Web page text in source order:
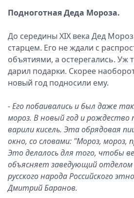
Подноготная Деда Мороза.
До середины XIX века Дед
старцем. Его не ждали с
объятиями, а остерегались. Уж
дарил подарки. Скорее
новый год подносили ему.
- Его побаивались и был даже
мороз. В новый год и рождество
варили кисель. Эта обрядовая
окно, со словами: "Мороз, мороз,
Это делалось для того, чтобы
объясняет заведующий
русского народа Российского
Дмитрий Баранов.